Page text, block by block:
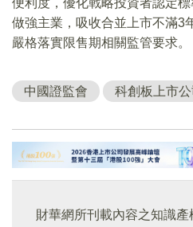
便利度，優化戰略投資者認定
做強主業，吸收合並上市不滿3
嚴格落實限售期相關監管要求。
中國證監會 科創板上市公
財華網所刊載內容之知識產